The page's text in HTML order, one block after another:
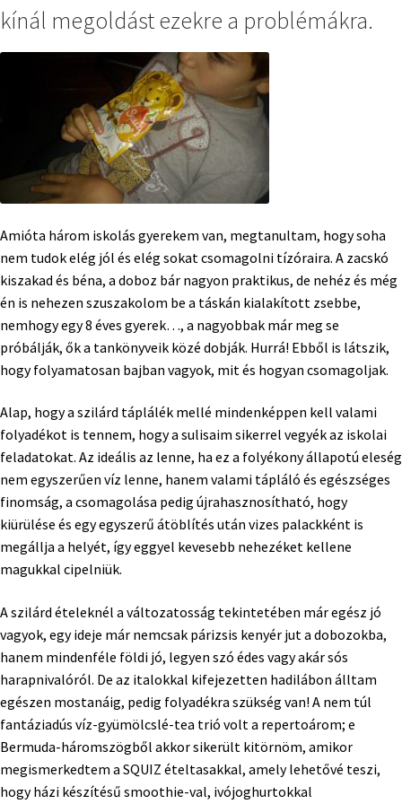
kínál megoldást ezekre a problémákra.
Amióta három iskolás gyerekem van, megtanultam, hogy soha
nem tudok elég jól és elég sokat csomagolni tízóraira. A zacskó
kiszakad és béna, a doboz bár nagyon praktikus, de nehéz és még
én is nehezen szuszakolom be a táskán kialakított zsebbe,
nemhogy egy 8 éves gyerek…, a nagyobbak már meg se
próbálják, ők a tankönyveik közé dobják. Hurrá! Ebből is látszik,
hogy folyamatosan bajban vagyok, mit és hogyan csomagoljak.
Alap, hogy a szilárd táplálék mellé mindenképpen kell valami
folyadékot is tennem, hogy a sulisaim sikerrel vegyék az iskolai
feladatokat. Az ideális az lenne, ha ez a folyékony állapotú eleség
nem egyszerűen víz lenne, hanem valami tápláló és egészséges
finomság, a csomagolása pedig újrahasznosítható, hogy
kiürülése és egy egyszerű átöblítés után vizes palackként is
megállja a helyét, így eggyel kevesebb nehezéket kellene
magukkal cipelniük.
A szilárd ételeknél a változatosság tekintetében már egész jó
vagyok, egy ideje már nemcsak párizsis kenyér jut a dobozokba,
hanem mindenféle földi jó, legyen szó édes vagy akár sós
harapnivalóról. De az italokkal kifejezetten hadilábon álltam
egészen mostanáig, pedig folyadékra szükség van! A nem túl
fantáziadús víz-gyümölcslé-tea trió volt a repertoárom; e
Bermuda-háromszögből akkor sikerült kitörnöm, amikor
megismerkedtem a SQUIZ ételtasakkal, amely lehetővé teszi,
hogy házi készítésű smoothie-val, ivójoghurtokkal